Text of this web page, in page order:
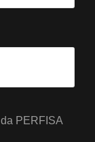
da PERFISA